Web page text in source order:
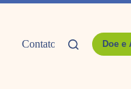
Contato Doe e